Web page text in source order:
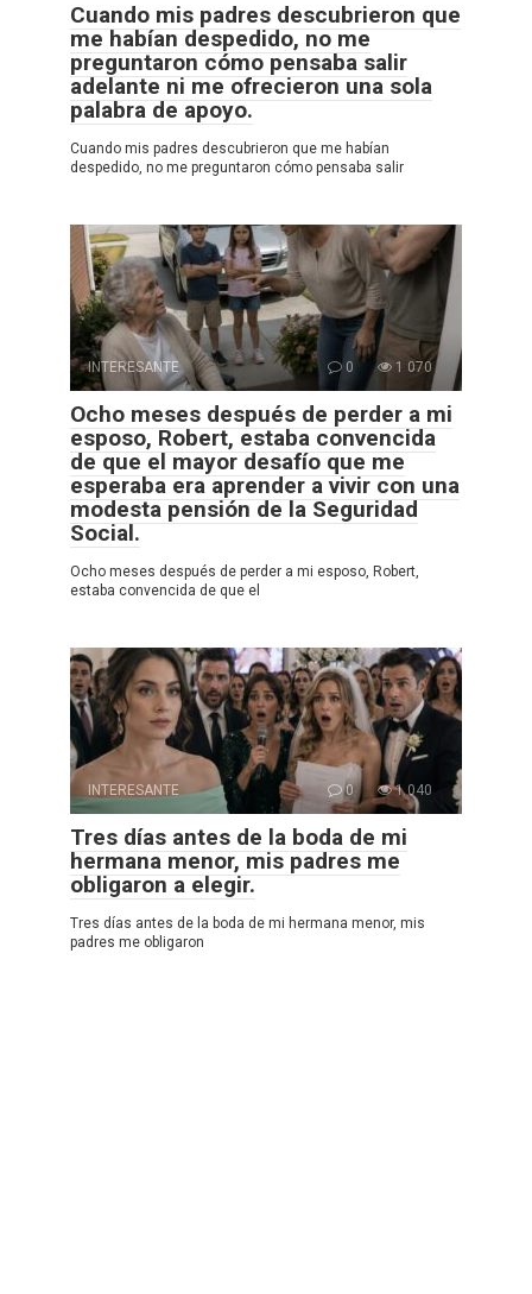
Cuando mis padres descubrieron que
me habían despedido, no me
preguntaron cómo pensaba salir
adelante ni me ofrecieron una sola
palabra de apoyo.
Cuando mis padres descubrieron que me habían
despedido, no me preguntaron cómo pensaba salir
INTERESANTE 0 1 070
Ocho meses después de perder a mi
esposo, Robert, estaba convencida
de que el mayor desafío que me
esperaba era aprender a vivir con una
modesta pensión de la Seguridad
Social.
Ocho meses después de perder a mi esposo, Robert,
estaba convencida de que el
INTERESANTE 0 1 040
Tres días antes de la boda de mi
hermana menor, mis padres me
obligaron a elegir.
Tres días antes de la boda de mi hermana menor, mis
padres me obligaron